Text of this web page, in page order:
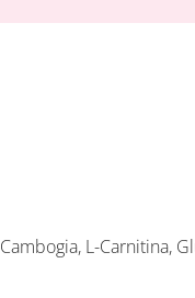
L-Carnitina,